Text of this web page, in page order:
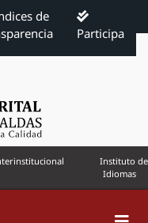
de
Participa
Instituto de
Idiomas